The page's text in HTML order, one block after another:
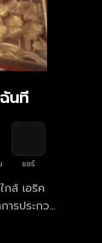
นที
แชร์
ล้ เอริค
ารประกวด
งขู่เข็นให้